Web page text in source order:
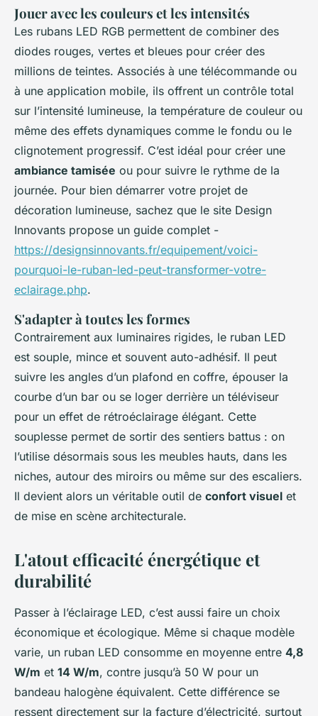
Jouer avec les couleurs et les intensités
Les rubans LED RGB permettent de combiner des
diodes rouges, vertes et bleues pour créer des
millions de teintes. Associés à une télécommande ou
à une application mobile, ils offrent un contrôle total
sur l’intensité lumineuse, la température de couleur ou
même des effets dynamiques comme le fondu ou le
clignotement progressif. C’est idéal pour créer une
ambiance tamisée ou pour suivre le rythme de la
journée. Pour bien démarrer votre projet de
décoration lumineuse, sachez que le site Design
Innovants propose un guide complet -
https://designsinnovants.fr/equipement/voici-
pourquoi-le-ruban-led-peut-transformer-votre-
eclairage.php.
S'adapter à toutes les formes
Contrairement aux luminaires rigides, le ruban LED
est souple, mince et souvent auto-adhésif. Il peut
suivre les angles d’un plafond en coffre, épouser la
courbe d’un bar ou se loger derrière un téléviseur
pour un effet de rétroéclairage élégant. Cette
souplesse permet de sortir des sentiers battus : on
l’utilise désormais sous les meubles hauts, dans les
niches, autour des miroirs ou même sur des escaliers.
Il devient alors un véritable outil de confort visuel et
de mise en scène architecturale.
L'atout efficacité énergétique et
durabilité
Passer à l’éclairage LED, c’est aussi faire un choix
économique et écologique. Même si chaque modèle
varie, un ruban LED consomme en moyenne entre 4,8
W/m et 14 W/m, contre jusqu’à 50 W pour un
bandeau halogène équivalent. Cette différence se
ressent directement sur la facture d’électricité, surtout